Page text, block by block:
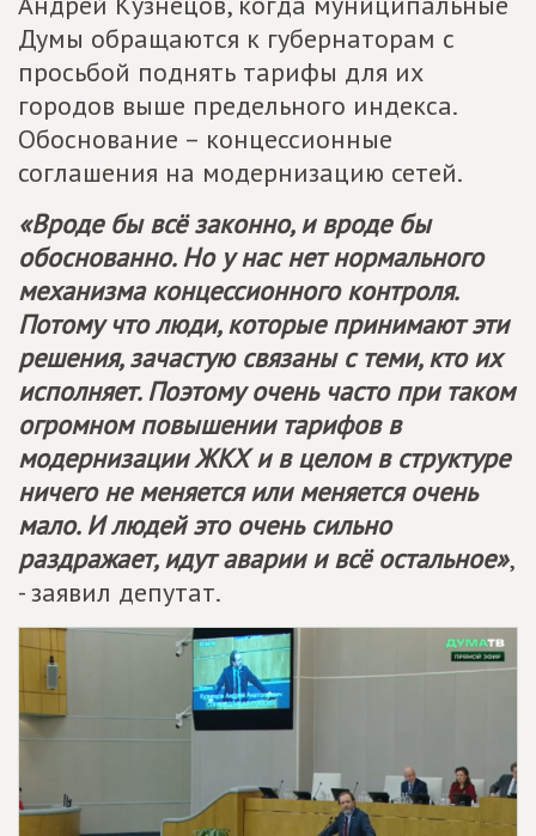
Думы обращаются к губернаторам с
просьбой поднять тарифы для их
городов выше предельного индекса.
Обоснование – концессионные
соглашения на модернизацию сетей.
«Вроде бы всё законно, и вроде бы
обоснованно. Но у нас нет нормального
механизма концессионного контроля.
Потому что люди, которые принимают эти
решения, зачастую связаны с теми, кто их
исполняет. Поэтому очень часто при таком
огромном повышении тарифов в
модернизации ЖКХ и в целом в структуре
ничего не меняется или меняется очень
мало. И людей это очень сильно
раздражает, идут аварии и всё остальное»,
- заявил депутат.